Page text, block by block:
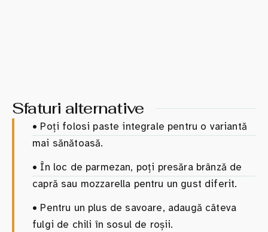
Sfaturi alternative
• Poți folosi paste integrale pentru o variantă
mai sănătoasă.
• În loc de parmezan, poți presăra brânză de
capră sau mozzarella pentru un gust diferit.
• Pentru un plus de savoare, adaugă câteva
fulgi de chili în sosul de roșii.